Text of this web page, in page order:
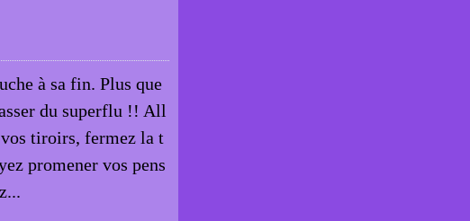
à sa fin. Plus que
du superflu !! All
tiroirs, fermez la t
promener vos pens